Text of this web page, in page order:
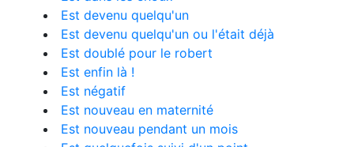
Est devenu quelqu'un
Est devenu quelqu'un ou l'était déjà
Est doublé pour le robert
Est enfin là !
Est négatif
Est nouveau en maternité
Est nouveau pendant un mois